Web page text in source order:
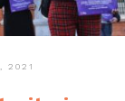
2021